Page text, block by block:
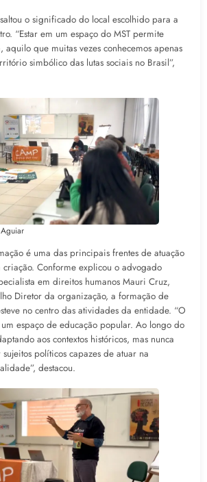
o significado do local escolhido para a
“Estar em um espaço do MST permite
que muitas vezes conhecemos apenas
simbólico das lutas sociais no Brasil”,
é uma das principais frentes de atuação
criação. Conforme explicou o advogado
em direitos humanos Mauri Cruz,
Diretor da organização, a formação de
no centro das atividades da entidade. “O
espaço de educação popular. Ao longo do
aos contextos históricos, mas nunca
políticos capazes de atuar na
destacou.